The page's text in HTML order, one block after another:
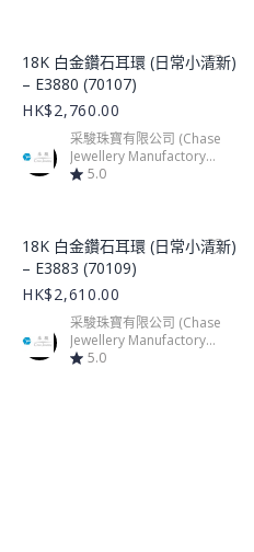
Product Image
18K 白金鑽石耳環 (日常小清新)
– E3880 (70107)
HK$2,760.00
采駿珠寶有限公司 (Chase
Jewellery Manufactory
Limited)
5.0
Product Image
18K 白金鑽石耳環 (日常小清新)
– E3883 (70109)
HK$2,610.00
采駿珠寶有限公司 (Chase
Jewellery Manufactory
Limited)
5.0